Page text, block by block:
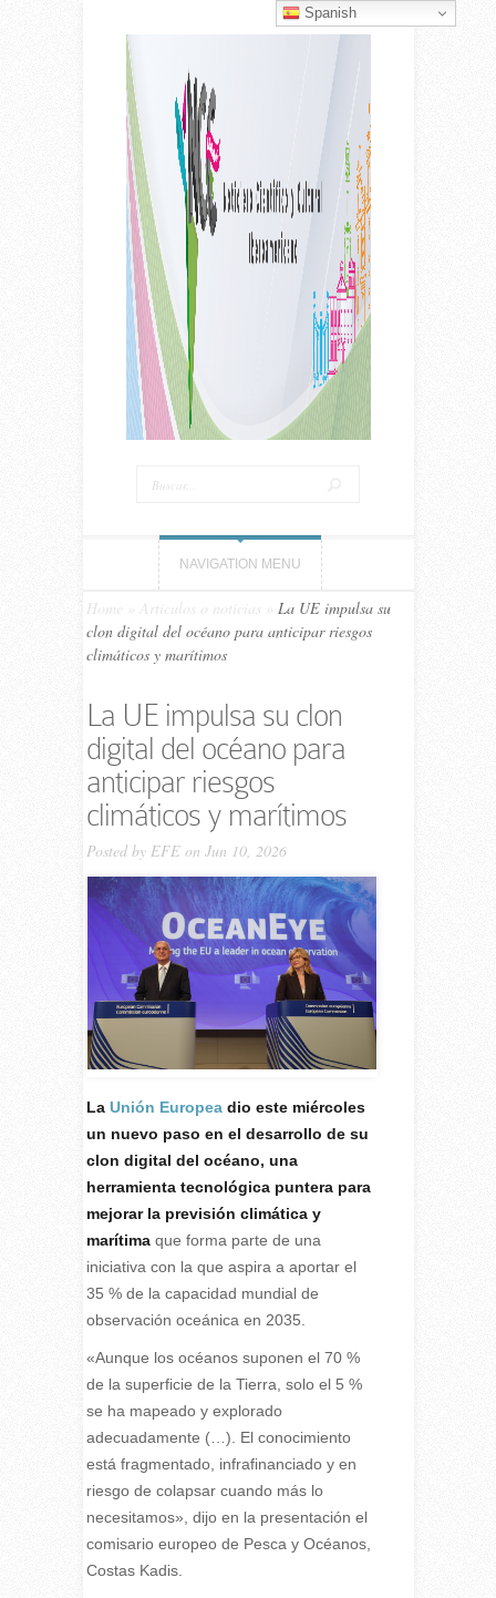
NAVIGATION MENU
Home Artículos o noticias
La UE impulsa su
clon digital del océano para anticipar riesgos
climáticos y marítimos
La UE impulsa su clon
digital del océano para
anticipar riesgos
climáticos y marítimos
Posted by EFEon Jun 10, 2026
La Unión Europeadio este miércoles
un nuevo paso en el desarrollo de su
clon digital del océano, una
herramienta tecnológica puntera para
mejorar la previsión climática y
marítimaque forma parte de una
iniciativa con la que aspira a aportar el
35 % de la capacidad mundial de
observación oceánica en 2035.
«Aunque los océanos suponen el 70 %
de la superficie de la Tierra, solo el 5 %
se ha mapeado y explorado
adecuadamente (…). El conocimiento
está fragmentado, infrafinanciado y en
riesgo de colapsar cuando más lo
necesitamos», dijo en la presentación el
comisario europeo de Pesca y Océanos,
Costas Kadis.
Spanish